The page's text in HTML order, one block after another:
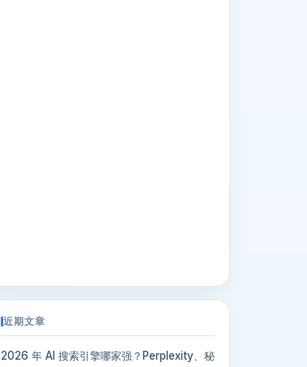
近期文章
2026 年 AI 搜索引擎哪家强？Perplexity、秘